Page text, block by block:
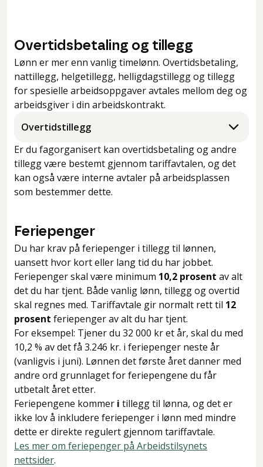
Overtidsbetaling og tillegg
Lønn er mer enn vanlig timelønn. Overtidsbetaling,
nattillegg, helgetillegg, helligdagstillegg og tillegg
for spesielle arbeidsoppgaver avtales mellom deg og
arbeidsgiver i din arbeidskontrakt.
Overtidstillegg
Er du fagorganisert kan overtidsbetaling og andre
tillegg være bestemt gjennom tariffavtalen, og det
kan også være interne avtaler på arbeidsplassen
som bestemmer dette.
Feriepenger
Du har krav på feriepenger i tillegg til lønnen,
uansett hvor kort eller lang tid du har jobbet.
Feriepenger skal være minimum 10,2 prosent av alt
det du har tjent. Både vanlig lønn, tillegg og overtid
skal regnes med. Tariffavtale gir normalt rett til 12
prosent feriepenger av alt du har tjent.
For eksempel: Tjener du 32 000 kr et år, skal du med
10,2 % av det få 3.246 kr. i feriepenger neste år
(vanligvis i juni). Lønnen det første året danner med
andre ord grunnlaget for feriepengene du får
utbetalt året etter.
Feriepengene kommer i tillegg til lønna, og det er
ikke lov å inkludere feriepenger i lønn med mindre
dette er direkte regulert gjennom tariffavtale.
Les mer om feriepenger på Arbeidstilsynets
nettsider.